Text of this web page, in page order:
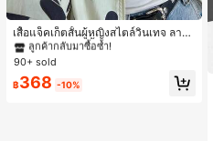
เสื้อแจ็คเก็ตสั้นผู้หญิงสไตล์วินเทจ ลายจุ
ดขนาดใหญ่ คอตั้ง เอวเข้ารูป แขนพอง
ทรงหลวม แฟชั่นอเนกประสงค์ สำหรับใ
#1 ขายดี
ใน กระเป๋า เสื้อคลุมลำลอง
ลูกค้ากลับมาซื้อซ้ำ!
#1 ขายดี ใน กระเป๋า เสื้อคลุมลำลอง
ลูกค้ากลับมาซื้อซ้ำ!
#1 ขายดี ใน กระเป๋า เสื้อคลุมลำลอง
ลูกค้ากลับมาซื้อซ้ำ!
#1 ขายดี
ใน กระเป๋า เสื้อคลุมลำลอง
90+ sold
฿368 -10%